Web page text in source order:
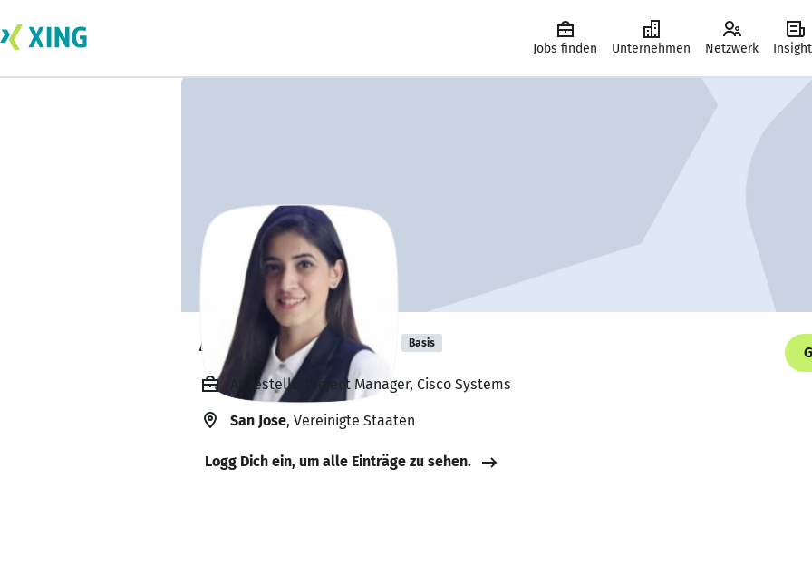
Jobs finden Unternehmen Netzwerk
Athiya Hosamani Basis
Angestellt, Project Manager, Cisco Systems
San Jose, Vereinigte Staaten
Logg Dich ein, um alle Einträge zu sehen.